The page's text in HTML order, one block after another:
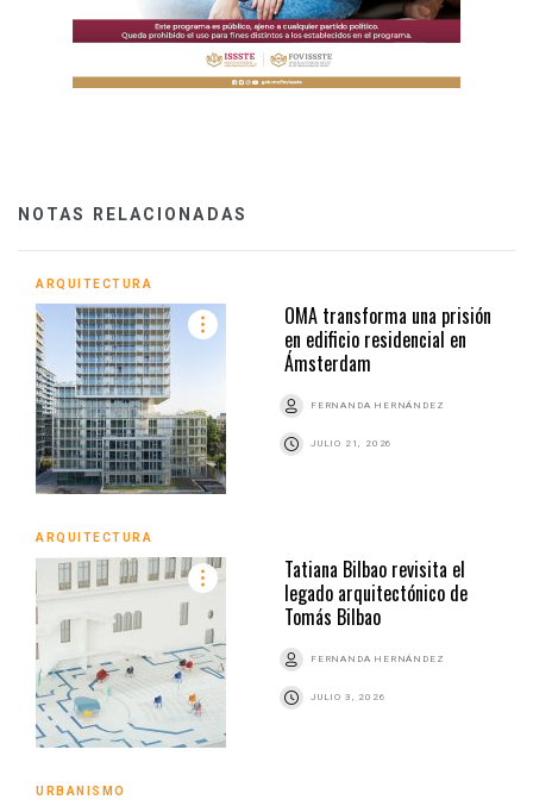
NOTAS RELACIONADAS
ARQUITECTURA
OMA transforma una prisión
en edificio residencial en
Ámsterdam
FERNANDA HERNÁNDEZ
JULIO 21, 2026
ARQUITECTURA
Tatiana Bilbao revisita el
legado arquitectónico de
Tomás Bilbao
FERNANDA HERNÁNDEZ
JULIO 3, 2026
URBANISMO